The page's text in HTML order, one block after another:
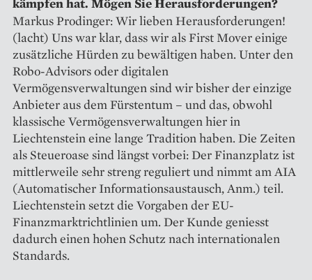
Markus Prodinger: Wir lieben Herausforderungen!
(lacht) Uns war klar, dass wir als First Mover einige
zusätzliche Hürden zu bewältigen haben. Unter den
Robo-­Advisors oder digitalen
Vermögensverwaltungen sind wir bisher der einzige
Anbieter aus dem Fürstentum – und das, obwohl
klassische Vermögens­verwaltungen hier in
Liechtenstein eine lange Tradition haben. Die Zeiten
als Steueroase sind längst vorbei: Der Finanzplatz ist
mittlerweile sehr streng reguliert und nimmt am AIA
(Automatischer Informations­austausch, Anm.) teil.
Liechtenstein setzt die Vorgaben der EU-
Finanzmarktrichtlinien um. Der Kunde geniesst
dadurch einen hohen Schutz nach internationalen
Standards.